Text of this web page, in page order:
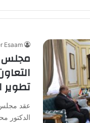
Esaam
مجلس
تطوير
عقد مجلس
الدكتور